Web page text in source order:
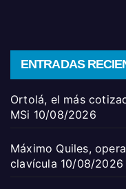
ENTRADAS
Ortolá, el más
MSi 10/08/2026
Máximo Quiles,
clavícula 10/08/2026